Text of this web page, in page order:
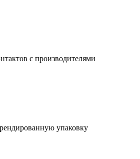
с производителями
упаковку